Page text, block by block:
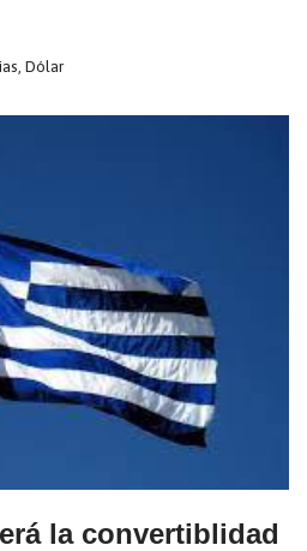
Dólar
la convertiblidad